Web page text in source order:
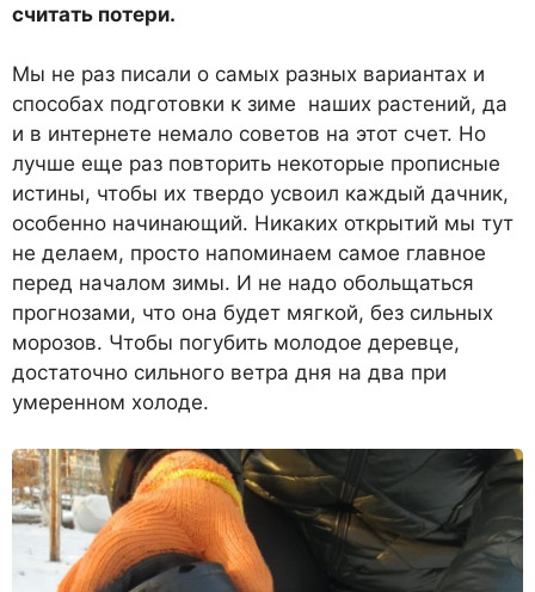
считать потери.
Мы не раз писали о самых разных вариантах и
способах подготовки к зиме наших растений, да
и в интернете немало советов на этот счет. Но
лучше еще раз повторить некоторые прописные
истины, чтобы их твердо усвоил каждый дачник,
особенно начинающий. Никаких открытий мы тут
не делаем, просто напоминаем самое главное
перед началом зимы. И не надо обольщаться
прогнозами, что она будет мягкой, без сильных
морозов. Чтобы погубить молодое деревце,
достаточно сильного ветра дня на два при
умеренном холоде.